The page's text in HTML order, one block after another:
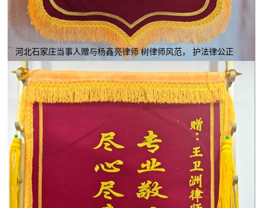
河北石家庄当事人赠与杨鑫亮律师 树律师风范， 护法律公正